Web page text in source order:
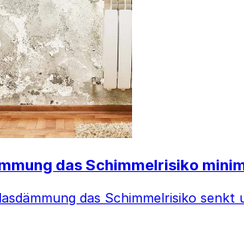
das Schimmelrisiko
das Schimmelrisiko